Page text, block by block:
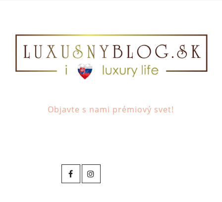
Objavte s nami prémiový svet!